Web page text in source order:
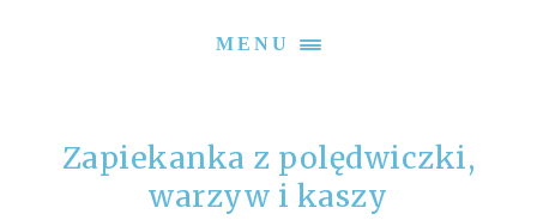
MENU
Zapiekanka z polędwiczki,
warzyw i kaszy